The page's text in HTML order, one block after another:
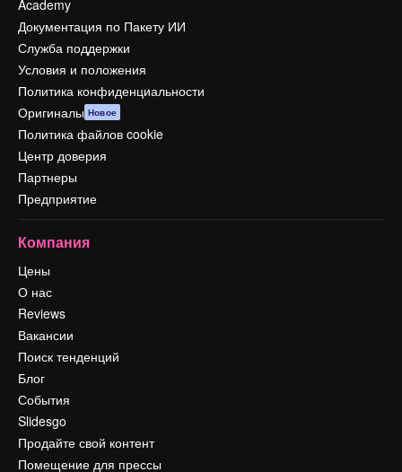
Academy
Документация по Пакету ИИ
Служба поддержки
Условия и положения
Политика конфиденциальности
Оригиналы Новое
Политика файлов cookie
Центр доверия
Партнеры
Предприятие
Компания
Цены
О нас
Reviews
Вакансии
Поиск тенденций
Блог
События
Slidesgo
Продайте свой контент
Помещение для прессы